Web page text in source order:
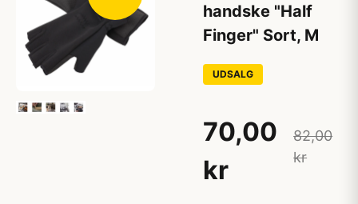
handske "Half
Finger" Sort, M
UDSALG
70,00
kr
82,00
kr